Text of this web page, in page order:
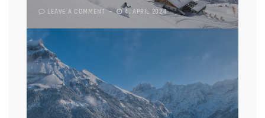
LEAVE A COMMENT 4. APRIL 2024